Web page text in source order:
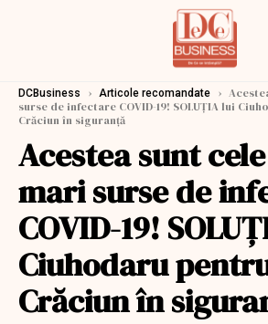
DCBusiness › Articole recomandate ›
surse de infectare COVID-19! SOLUȚIA lui
Crăciun în siguranță
Acestea sunt
mari surse de
COVID-19!
Ciuhodaru
Crăciun în